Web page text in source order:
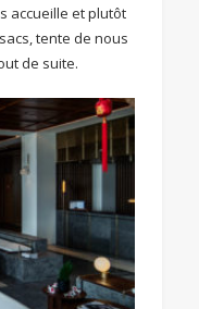
accueille et plutôt
tente de nous
de suite.